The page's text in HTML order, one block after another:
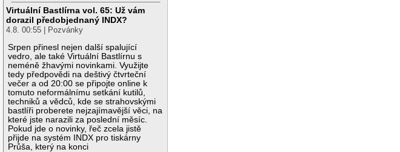
Virtuální Bastlírna vol. 65: Už vám
dorazil předobjednaný INDX?
4.8. 00:55 | Pozvánky
Srpen přinesl nejen další spalující
vedro, ale také Virtuální Bastlírnu s
neméně žhavými novinkami. Využijte
tedy předpovědi na deštivý čtvrteční
večer a od 20:00 se připojte online k
tomuto neformálnímu setkání kutilů,
techniků a vědců, kde se strahovskými
bastlíři proberete nejzajímavější věci, na
které jste narazili za poslední měsíc.
Pokud jde o novinky, řeč zcela jistě
přijde na systém INDX pro tiskárny
Průša, který na konci